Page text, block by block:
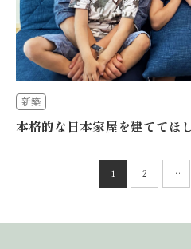
新築
本格的な日本家屋を建ててほ
投
ペ
送
1 2 …